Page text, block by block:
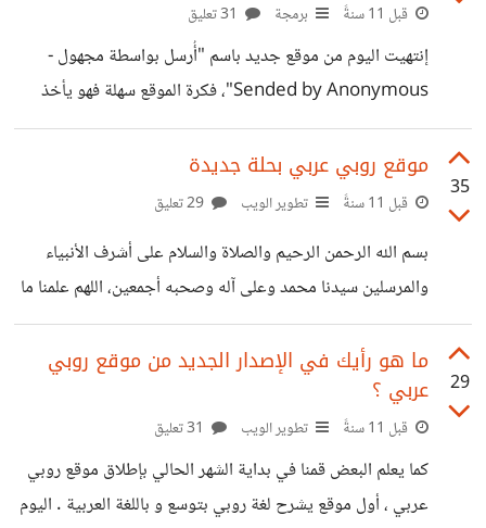
قبل 11 سنةً برمجة
إنتهيت اليوم من موقع جديد باسم "أُرسل بواسطة مجهول -
Sended by Anonymous"، فكرة الموقع سهلة فهو يأخذ
منك 3 بيانات رئيسية وهي: 1. اسم مستعار ويكون إختياري. 2.
بريد إلكتروني لأي شخص تريد. 3. نص للرسالة. يقوم بعد ذلك
بإرسال رسالة للبريد الإلكتروني الذي قمت بإدخاله تخبر صاحب
موقعنا وإذا أردت عرض محتواها نتمنى منك الضغط هنا. عند
عرض الرسالة لأول مرة يتم حذفها ولا يمكن لأي شخص العودة
إليها
35
موقع روبي عربي بحلة جديدة
قبل 11 سنةً تطوير الويب
بسم الله الرحمن الرحيم والصلاة والسلام على أشرف الأنبياء
والمرسلين سيدنا محمد وعلى آله وصحبه أجمعين، اللهم علمنا ما
ينفعنا وإنفعنا بما علمتنا إنك أنتَ العليم الحكيم. بفضل الله اليوم
تم نشر الإصدار الثالث من موقع روبي عربي والذي حمل معه
العديد من المميزات الجديدة منها مجتمع لتبادل الخبرات وفتح
النقاشات بين الأعضاء، نظام التصويت على كل المساهمات،
الإشعارات والعديد من المميزات الأخرى التي يمكنكم إستكشافها
عن طريق زيارة الرابط التالي: http://ruby3arabi.com كما
29
ما هو رأيك في الإصدار الجديد من موقع روبي
عربي ؟
قبل 11 سنةً تطوير الويب
كما يعلم البعض قمنا في بداية الشهر الحالي بإطلاق موقع روبي
عربي ، أول موقع يشرح لغة روبي بتوسع و باللغة العربية . اليوم